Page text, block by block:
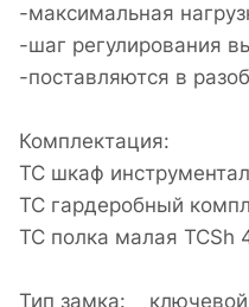
-максимальная
-шаг регулирования
-поставляются в
Комплектация:
TC шкаф
TC гардеробный
TC полка малая TCSh
Тип замка: ключевой